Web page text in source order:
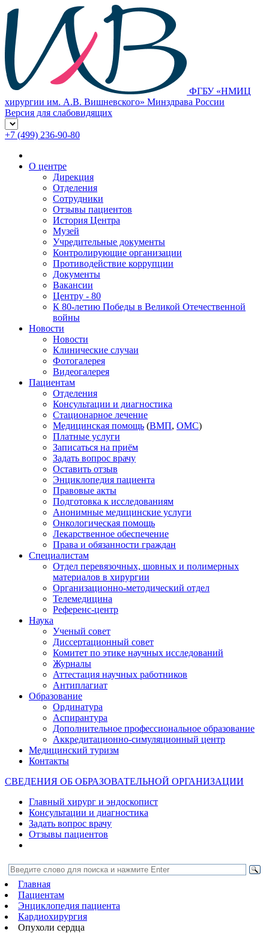
ФГБУ «НМИЦ
хирургии им. А.В. Вишневского» Минздрава России
Версия для слабовидящих
+7 (499) 236-90-80
О центре
Дирекция
Отделения
Сотрудники
Отзывы пациентов
История Центра
Музей
Учредительные документы
Контролирующие организации
Противодействие коррупции
Документы
Вакансии
Центру - 80
К 80-летию Победы в Великой Отечественной
войны
Новости
Новости
Клинические случаи
Фотогалерея
Видеогалерея
Пациентам
Отделения
Консультации и диагностика
Стационарное лечение
Медицинская помощь (ВМП, ОМС)
Платные услуги
Записаться на приём
Задать вопрос врачу
Оставить отзыв
Энциклопедия пациента
Правовые акты
Подготовка к исследованиям
Анонимные медицинские услуги
Онкологическая помощь
Лекарственное обеспечение
Права и обязанности граждан
Специалистам
Отдел перевязочных, шовных и полимерных
материалов в хирургии
Организационно-методический отдел
Телемедицина
Референс-центр
Наука
Ученый совет
Диссертационный совет
Комитет по этике научных исследований
Журналы
Аттестация научных работников
Антиплагиат
Образование
Ординатура
Аспирантура
Дополнительное профессиональное образование
Аккредитационно-симуляционный центр
Медицинский туризм
Контакты
СВЕДЕНИЯ ОБ ОБРАЗОВАТЕЛЬНОЙ ОРГАНИЗАЦИИ
Главный хирург и эндоскопист
Консультации и диагностика
Задать вопрос врачу
Отзывы пациентов
Главная
Пациентам
Энциклопедия пациента
Кардиохирургия
Опухоли сердца